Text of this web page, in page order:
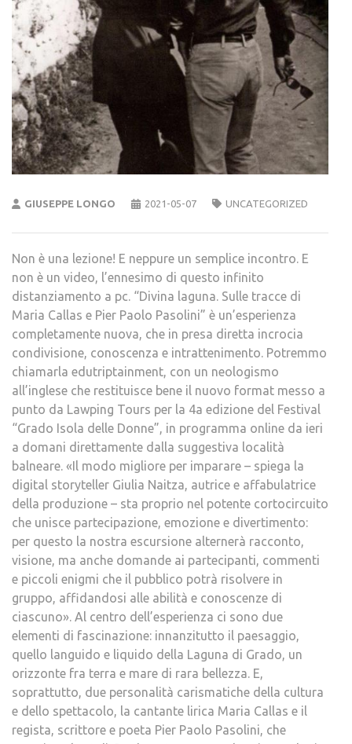
GIUSEPPE LONGO 2021-05-07 UNCATEGORIZED
Non è una lezione! E neppure un semplice incontro. E
non è un video, l’ennesimo di questo infinito
distanziamento a pc. “Divina laguna. Sulle tracce di
Maria Callas e Pier Paolo Pasolini” è un’esperienza
completamente nuova, che in presa diretta incrocia
condivisione, conoscenza e intrattenimento. Potremmo
chiamarla edutriptainment, con un neologismo
all’inglese che restituisce bene il nuovo format messo a
punto da Lawping Tours per la 4a edizione del Festival
“Grado Isola delle Donne”, in programma online da ieri
a domani direttamente dalla suggestiva località
balneare. «Il modo migliore per imparare – spiega la
digital storyteller Giulia Naitza, autrice e affabulatrice
della produzione – sta proprio nel potente cortocircuito
che unisce partecipazione, emozione e divertimento:
per questo la nostra escursione alternerà racconto,
visione, ma anche domande ai partecipanti, commenti
e piccoli enigmi che il pubblico potrà risolvere in
gruppo, affidandosi alle abilità e conoscenze di
ciascuno». Al centro dell’esperienza ci sono due
elementi di fascinazione: innanzitutto il paesaggio,
quello languido e liquido della Laguna di Grado, un
orizzonte fra terra e mare di rara bellezza. E,
soprattutto, due personalità carismatiche della cultura
e dello spettacolo, la cantante lirica Maria Callas e il
regista, scrittore e poeta Pier Paolo Pasolini, che